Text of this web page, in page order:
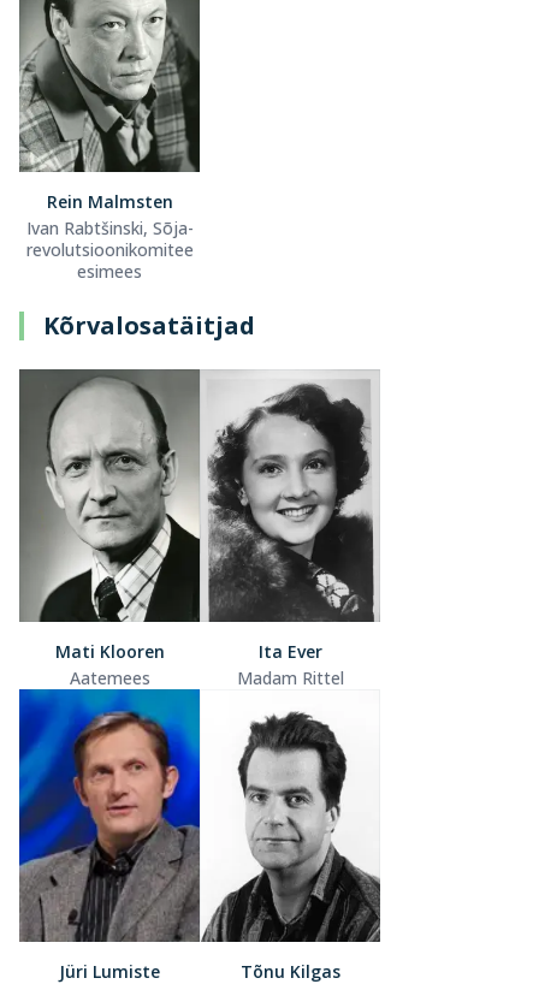
Rein Malmsten
Ivan Rabtšinski, Sõja-
revolutsioonikomitee
esimees
Kõrvalosatäitjad
Mati Klooren
Aatemees
Ita Ever
Madam Rittel
Jüri Lumiste
Tõnu Kilgas